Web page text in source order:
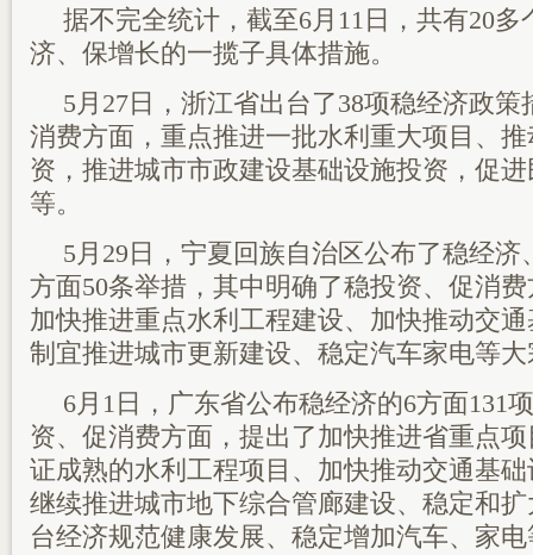
据不完全统计，截至6月11日，共有20
济、保增长的一揽子具体措施。
5月27日，浙江省出台了38项稳经济政
消费方面，重点推进一批水利重大项目、
资，推进城市市政建设基础设施投资，促
等。
5月29日，宁夏回族自治区公布了稳经济
方面50条举措，其中明确了稳投资、促消
加快推进重点水利工程建设、加快推动交
制宜推进城市更新建设、稳定汽车家电等
6月1日，广东省公布稳经济的6方面131
资、促消费方面，提出了加快推进省重点
证成熟的水利工程项目、加快推动交通基
继续推进城市地下综合管廊建设、稳定和
台经济规范健康发展、稳定增加汽车、家